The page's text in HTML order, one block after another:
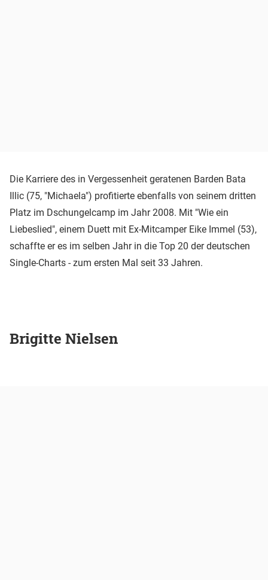
Die Karriere des in Vergessenheit geratenen Barden Bata
Illic (75, "Michaela") profitierte ebenfalls von seinem dritten
Platz im Dschungelcamp im Jahr 2008. Mit "Wie ein
Liebeslied", einem Duett mit Ex-Mitcamper Eike Immel (53),
schaffte er es im selben Jahr in die Top 20 der deutschen
Single-Charts - zum ersten Mal seit 33 Jahren.
Brigitte Nielsen